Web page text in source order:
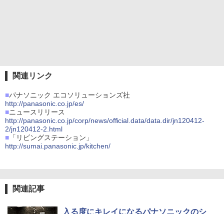
関連リンク
■パナソニック エコソリューションズ社
http://panasonic.co.jp/es/
■ニュースリリース
http://panasonic.co.jp/corp/news/official.data/data.dir/jn120412-
2/jn120412-2.html
■ 「リビングステーション」
http://sumai.panasonic.jp/kitchen/
関連記事
入る度にキレイになるパナソニックのシ